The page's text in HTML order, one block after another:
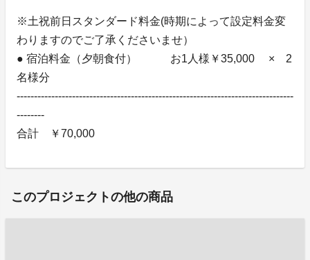
※土祝前日スタンダード料金(時期によって設定料金変
わりますのでご了承くださいませ）
● 宿泊料金（夕朝食付） お1人様￥35,000 × 2
名様分
--------------------------------------------------------------------------------
--------
合計 ￥70,000
このプロジェクトの他の商品